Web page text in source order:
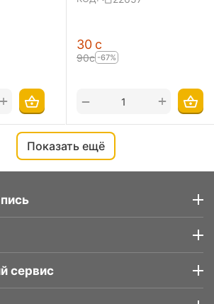
+
‍30‍ с
‍90‍с -67%
+
−
Показать ещё
сервис